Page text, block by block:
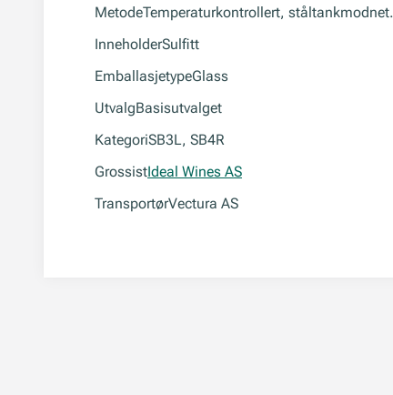
MetodeTemperaturkontrollert, ståltankmodnet.
InneholderSulfitt
EmballasjetypeGlass
UtvalgBasisutvalget
KategoriSB3L, SB4R
GrossistIdeal Wines AS
TransportørVectura AS